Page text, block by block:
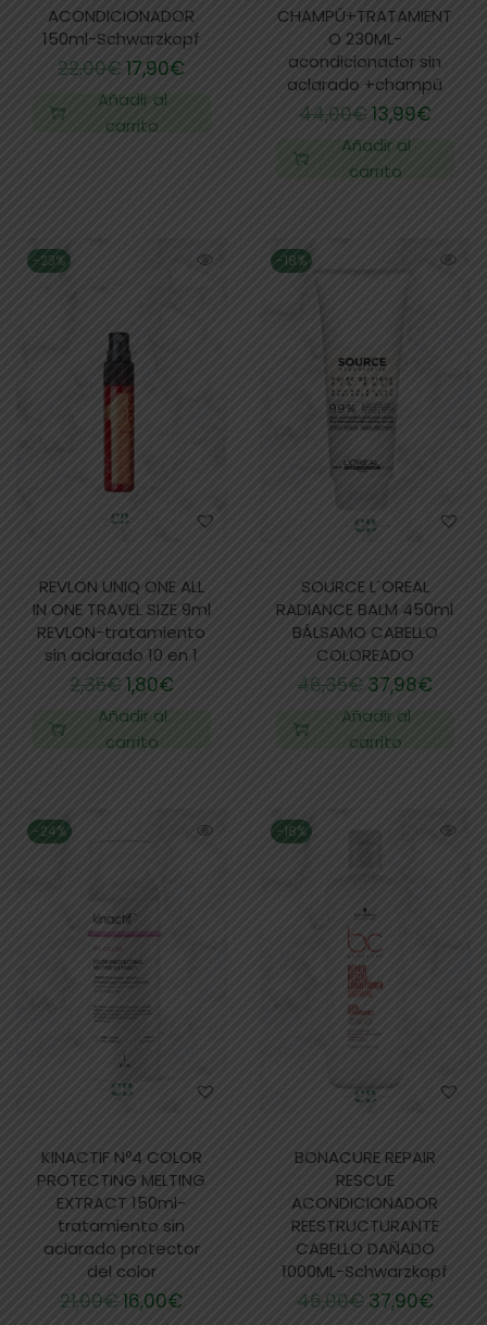
ACONDICIONADOR
150ml-Schwarzkopf
22,00€17,90€
Añadir al
carrito
CHAMPÚ+TRATAMIENT
O 230ML-
acondicionador sin
aclarado +champú
44,00€13,99€
Añadir al
carrito
-23%
REVLON UNIQ ONE ALL
IN ONE TRAVEL SIZE 9ml
REVLON-tratamiento
sin aclarado 10 en 1
2,35€1,80€
Añadir al
carrito
-18%
SOURCE L´OREAL
RADIANCE BALM 450ml
BÁLSAMO CABELLO
COLOREADO
46,35€ 37,98€
Añadir al
carrito
-24%
KINACTIF Nº4 COLOR
PROTECTING MELTING
EXTRACT 150ml-
tratamiento sin
aclarado protector
del color
21,00€16,00€
-18%
BONACURE REPAIR
RESCUE
ACONDICIONADOR
REESTRUCTURANTE
CABELLO DAÑADO
1000ML-Schwarzkopf
46,00€ 37,90€